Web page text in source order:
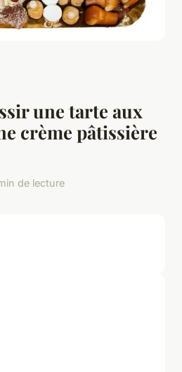
une tarte aux
crème pâtissière
de lecture